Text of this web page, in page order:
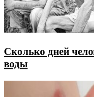
Сколько дней
воды